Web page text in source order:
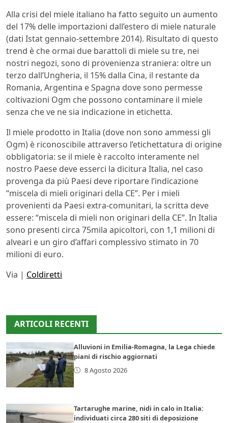
Alla crisi del miele italiano ha fatto seguito un aumento
del 17% delle importazioni dall’estero di miele naturale
(dati Istat gennaio-settembre 2014). Risultato di questo
trend è che ormai due barattoli di miele su tre, nei
nostri negozi, sono di provenienza straniera: oltre un
terzo dall’Ungheria, il 15% dalla Cina, il restante da
Romania, Argentina e Spagna dove sono permesse
coltivazioni Ogm che possono contaminare il miele
senza che ve ne sia indicazione in etichetta.
Il miele prodotto in Italia (dove non sono ammessi gli
Ogm) è riconoscibile attraverso l’etichettatura di origine
obbligatoria: se il miele è raccolto interamente nel
nostro Paese deve esserci la dicitura Italia, nel caso
provenga da più Paesi deve riportare l’indicazione
“miscela di mieli originari della CE”. Per i mieli
provenienti da Paesi extra-comunitari, la scritta deve
essere: “miscela di mieli non originari della CE”. In Italia
sono presenti circa 75mila apicoltori, con 1,1 milioni di
alveari e un giro d’affari complessivo stimato in 70
milioni di euro.
Via | Coldiretti
ARTICOLI RECENTI
Alluvioni in Emilia-Romagna, la Lega chiede
piani di rischio aggiornati
8 Agosto 2026
Tartarughe marine, nidi in calo in Italia:
individuati circa 280 siti di deposizione